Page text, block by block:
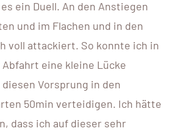
ein Duell. An den Anstiegen
und im Flachen und in den
voll attackiert. So konnte ich in
eine kleine Lücke
Vorsprung in den
50min verteidigen. Ich hätte
dass ich auf dieser sehr